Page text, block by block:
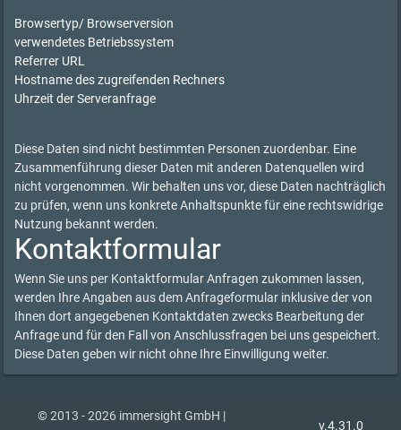
Browsertyp/ Browserversion
verwendetes Betriebssystem
Referrer URL
Hostname des zugreifenden Rechners
Uhrzeit der Serveranfrage
Diese Daten sind nicht bestimmten Personen zuordenbar. Eine
Zusammenführung dieser Daten mit anderen Datenquellen wird
nicht vorgenommen. Wir behalten uns vor, diese Daten nachträglich
zu prüfen, wenn uns konkrete Anhaltspunkte für eine rechtswidrige
Nutzung bekannt werden.
Kontaktformular
Wenn Sie uns per Kontaktformular Anfragen zukommen lassen,
werden Ihre Angaben aus dem Anfrageformular inklusive der von
Ihnen dort angegebenen Kontaktdaten zwecks Bearbeitung der
Anfrage und für den Fall von Anschlussfragen bei uns gespeichert.
Diese Daten geben wir nicht ohne Ihre Einwilligung weiter.
© 2013 - 2026 immersight GmbH |
v.4.31.0